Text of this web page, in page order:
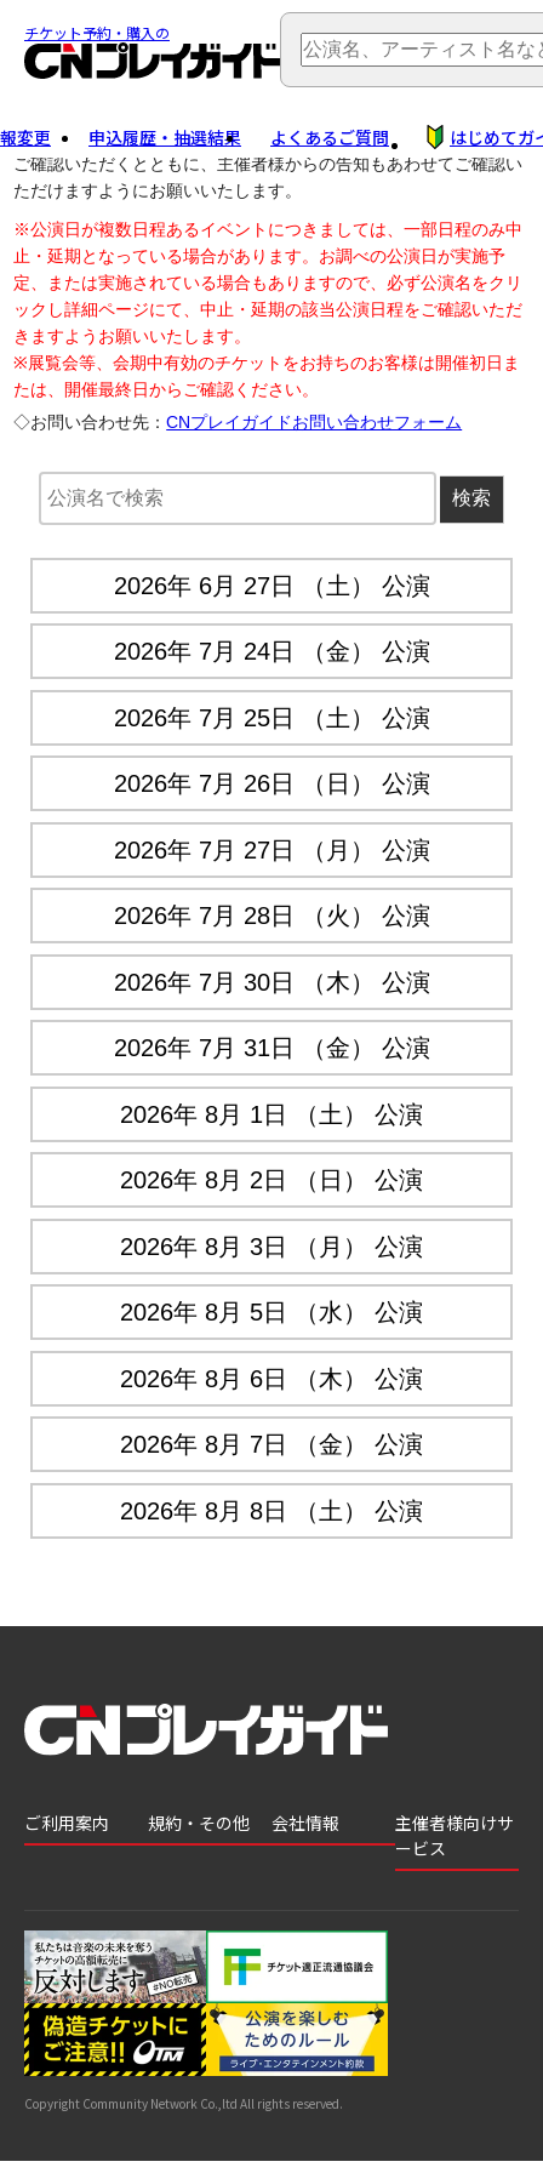
チケット予約・購入の
変更 申込履歴・抽選結果 よくあるご質問 はじめてガ
公演中止に伴う払戻し・延期等のご案内は、以下公演日リンクから
ご確認いただくとともに、主催者様からの告知もあわせてご確認い
ただけますようにお願いいたします。
※公演日が複数日程あるイベントにつきましては、一部日程のみ中
止・延期となっている場合があります。お調べの公演日が実施予
定、または実施されている場合もありますので、必ず公演名をクリ
ックし詳細ページにて、中止・延期の該当公演日程をご確認いただ
きますようお願いいたします。
※展覧会等、会期中有効のチケットをお持ちのお客様は開催初日ま
たは、開催最終日からご確認ください。
◇お問い合わせ先：CNプレイガイドお問い合わせフォーム
2026年 6月 27日 （土） 公演
2026年 7月 24日 （金） 公演
2026年 7月 25日 （土） 公演
2026年 7月 26日 （日） 公演
2026年 7月 27日 （月） 公演
2026年 7月 28日 （火） 公演
2026年 7月 30日 （木） 公演
2026年 7月 31日 （金） 公演
2026年 8月 1日 （土） 公演
2026年 8月 2日 （日） 公演
2026年 8月 3日 （月） 公演
2026年 8月 5日 （水） 公演
2026年 8月 6日 （木） 公演
2026年 8月 7日 （金） 公演
2026年 8月 8日 （土） 公演
ご利用案内
結果
よくあるご質問
はじめてガイド
公演中止・変更
サイトマップ
規約・その他
利用規約
特商法に基づく
表示
カスタマーハラ
スメントへの対
応指針
会社情報
主催者様向けサ
ービス
Copyright Community Network Co.,ltd All rights reserved.